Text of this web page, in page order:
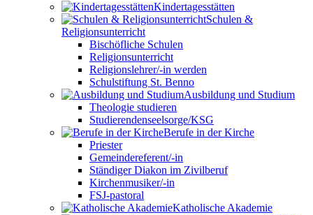
Kindertagesstätten
Schulen &
Religionsunterricht
Bischöfliche Schulen
Religionsunterricht
Religionslehrer/-in werden
Schulstiftung St. Benno
Ausbildung und Studium
Theologie studieren
Studierendenseelsorge/KSG
Berufe in der Kirche
Priester
Gemeindereferent/-in
Ständiger Diakon im Zivilberuf
Kirchenmusiker/-in
FSJ-pastoral
Katholische Akademie